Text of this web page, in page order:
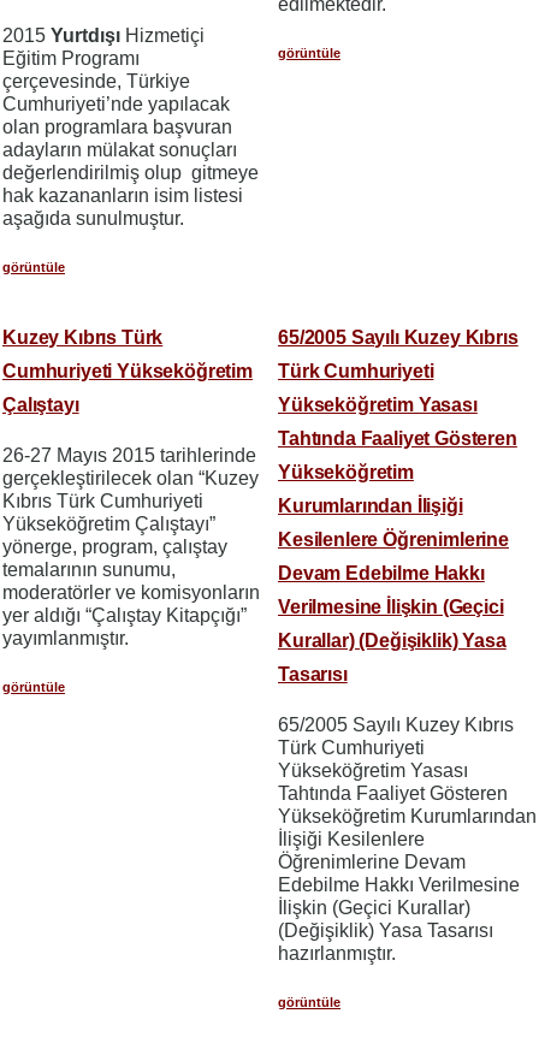
2015 Yurtdışı Hizmetiçi
Eğitim Programı
çerçevesinde, Türkiye
Cumhuriyeti’nde yapılacak
olan programlara başvuran
adayların mülakat sonuçları
değerlendirilmiş olup gitmeye
hak kazananların isim listesi
aşağıda sunulmuştur.
görüntüle
görüntüle
Kuzey Kıbrıs Türk
Cumhuriyeti Yükseköğretim
Çalıştayı
26-27 Mayıs 2015 tarihlerinde
gerçekleştirilecek olan “Kuzey
Kıbrıs Türk Cumhuriyeti
Yükseköğretim Çalıştayı”
yönerge, program, çalıştay
temalarının sunumu,
moderatörler ve komisyonların
yer aldığı “Çalıştay Kitapçığı”
yayımlanmıştır.
görüntüle
65/2005 Sayılı Kuzey Kıbrıs
Türk Cumhuriyeti
Yükseköğretim Yasası
Tahtında Faaliyet Gösteren
Yükseköğretim
Kurumlarından İlişiği
Kesilenlere Öğrenimlerine
Devam Edebilme Hakkı
Verilmesine İlişkin (Geçici
Kurallar) (Değişiklik) Yasa
Tasarısı
65/2005 Sayılı Kuzey Kıbrıs
Türk Cumhuriyeti
Yükseköğretim Yasası
Tahtında Faaliyet Gösteren
Yükseköğretim Kurumlarından
İlişiği Kesilenlere
Öğrenimlerine Devam
Edebilme Hakkı Verilmesine
İlişkin (Geçici Kurallar)
(Değişiklik) Yasa Tasarısı
hazırlanmıştır.
görüntüle